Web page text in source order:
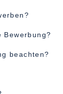
Bewerbung?
beachten?